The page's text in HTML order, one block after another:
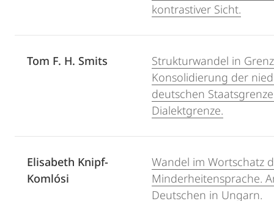
kontrastiver Sicht.
Tom F. H. Smits
Strukturwandel in
Konsolidierung der
deutschen
Dialektgrenze.
Elisabeth Knipf-
Komlósi
Wandel im Wortschatz
Minderheitensprache.
Deutschen in Ungarn.